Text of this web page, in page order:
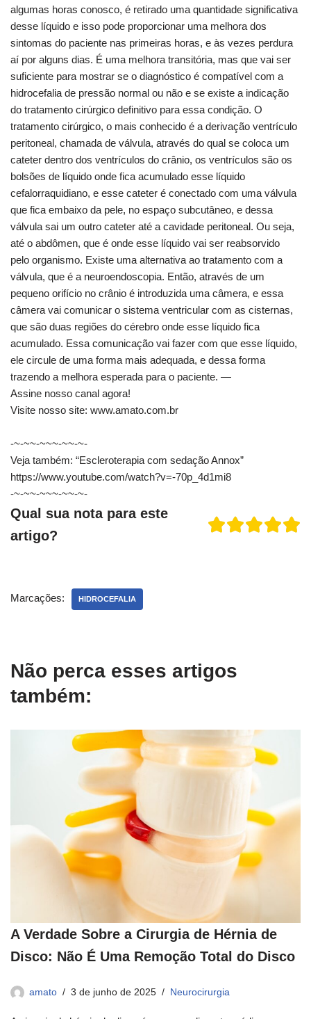
algumas horas conosco, é retirado uma quantidade significativa
desse líquido e isso pode proporcionar uma melhora dos
sintomas do paciente nas primeiras horas, e às vezes perdura
aí por alguns dias. É uma melhora transitória, mas que vai ser
suficiente para mostrar se o diagnóstico é compatível com a
hidrocefalia de pressão normal ou não e se existe a indicação
do tratamento cirúrgico definitivo para essa condição. O
tratamento cirúrgico, o mais conhecido é a derivação ventrículo
peritoneal, chamada de válvula, através do qual se coloca um
cateter dentro dos ventrículos do crânio, os ventrículos são os
bolsões de líquido onde fica acumulado esse líquido
cefalorraquidiano, e esse cateter é conectado com uma válvula
que fica embaixo da pele, no espaço subcutâneo, e dessa
válvula sai um outro cateter até a cavidade peritoneal. Ou seja,
até o abdômen, que é onde esse líquido vai ser reabsorvido
pelo organismo. Existe uma alternativa ao tratamento com a
válvula, que é a neuroendoscopia. Então, através de um
pequeno orifício no crânio é introduzida uma câmera, e essa
câmera vai comunicar o sistema ventricular com as cisternas,
que são duas regiões do cérebro onde esse líquido fica
acumulado. Essa comunicação vai fazer com que esse líquido,
ele circule de uma forma mais adequada, e dessa forma
trazendo a melhora esperada para o paciente. —
Assine nosso canal agora!
Visite nosso site: www.amato.com.br
-~-~~-~~~-~~-~-
Veja também: “Escleroterapia com sedação Annox”
https://www.youtube.com/watch?v=-70p_4d1mi8
-~-~~-~~~-~~-~-
Qual sua nota para este
artigo?
Marcações: HIDROCEFALIA
Não perca esses artigos
também:
A Verdade Sobre a Cirurgia de Hérnia de
Disco: Não É Uma Remoção Total do Disco
amato 3 de junho de 2025 Neurocirurgia